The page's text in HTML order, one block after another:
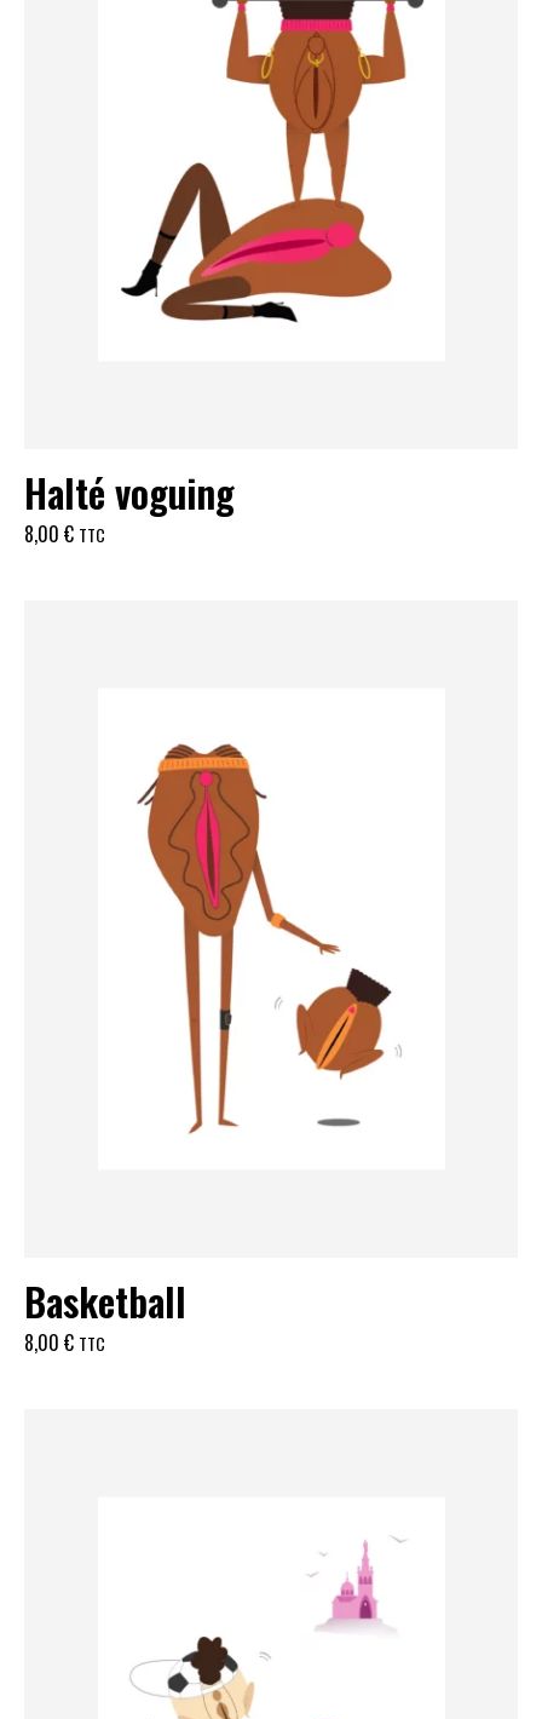
Halté voguing
8,00 € TTC
Basketball
8,00 € TTC